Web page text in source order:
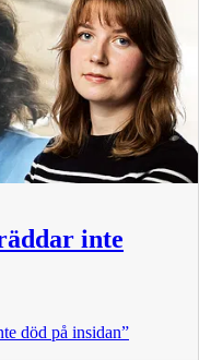
inte
död på insidan”